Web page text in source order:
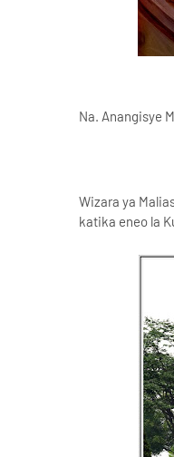
Na. Anangisye
Wizara ya
katika eneo la